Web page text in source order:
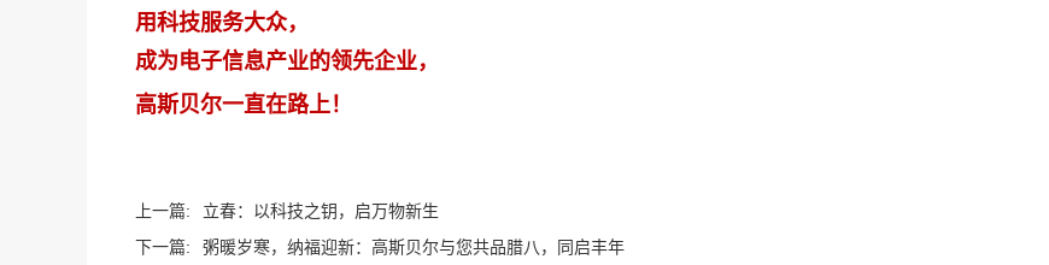
用科技服务大众，
成为电子信息产业的领先企业，
高斯贝尔一直在路上！
上一篇:
立春：以科技之钥，启万物新生
下一篇:
粥暖岁寒，纳福迎新：高斯贝尔与您共品腊八，同启丰年